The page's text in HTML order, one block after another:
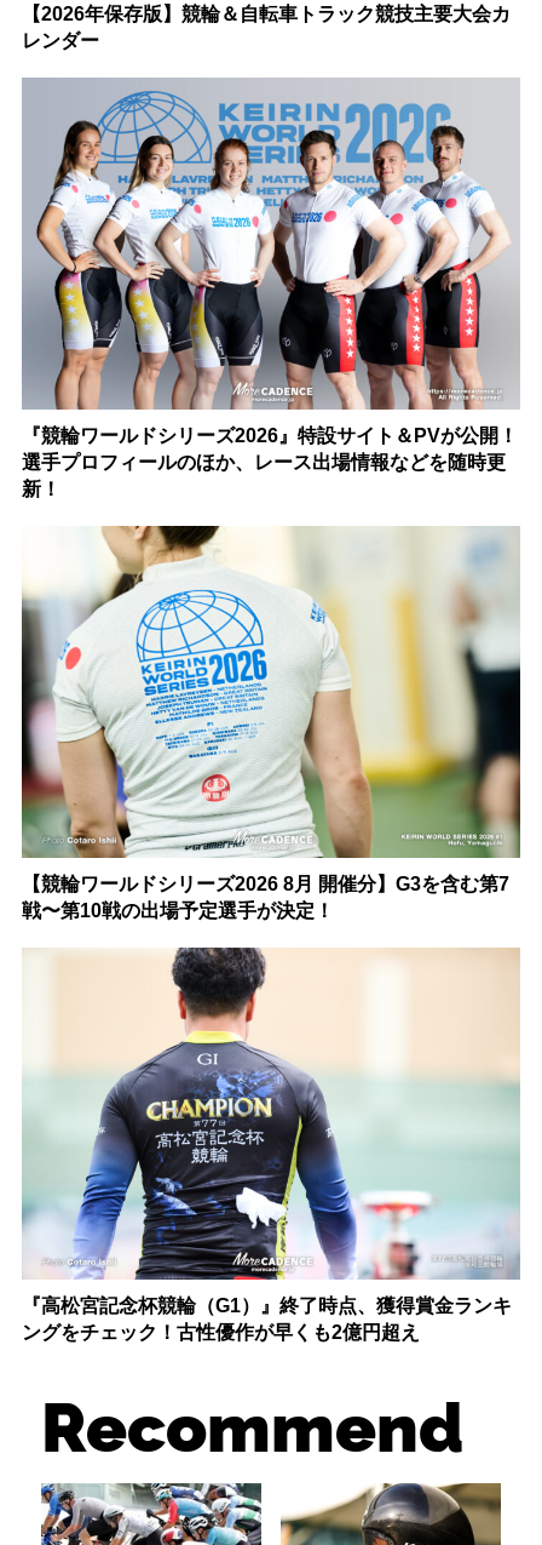
【2026年保存版】競輪＆自転車トラック競技主要大会カ
レンダー
『競輪ワールドシリーズ2026』特設サイト＆PVが公開！
選手プロフィールのほか、レース出場情報などを随時更
新！
【競輪ワールドシリーズ2026 8月 開催分】G3を含む第7
戦〜第10戦の出場予定選手が決定！
『高松宮記念杯競輪（G1）』終了時点、獲得賞金ランキ
ングをチェック！古性優作が早くも2億円超え
Recommend